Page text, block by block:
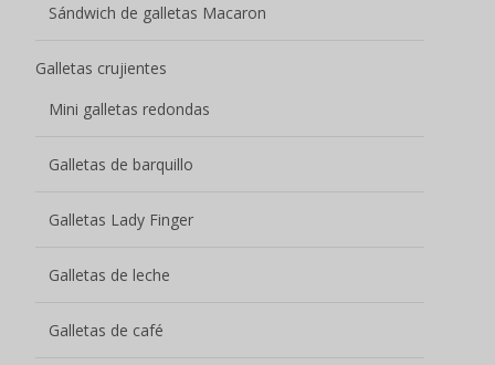
Sándwich de galletas Macaron
Galletas crujientes
Mini galletas redondas
Galletas de barquillo
Galletas Lady Finger
Galletas de leche
Galletas de café